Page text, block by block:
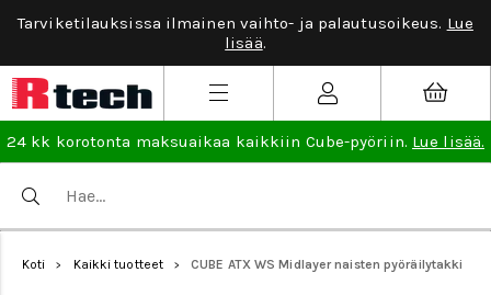
Tarviketilauksissa ilmainen vaihto- ja palautusoikeus. Lue
lisää.
24 kk korotonta maksuaikaa kaikkiin Cube-pyöriin. Lue lisää.
Koti > Kaikki tuotteet > CUBE ATX WS Midlayer naisten pyöräilytakki